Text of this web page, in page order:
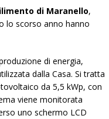
di Maranello,
lo scorso anno hanno
di energia,
dalla Casa. Si tratta
da 5,5 kWp, con
viene monitorata
uno schermo LCD